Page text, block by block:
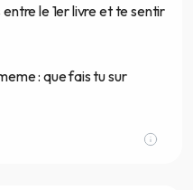
le 1er livre et te sentir
: que fais tu sur